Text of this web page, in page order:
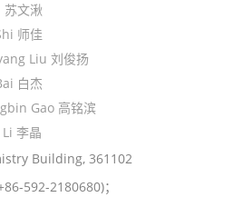
文湫
师佳
Liu 刘俊扬
白杰
Gao 高铭滨
李晶
Building, 361102
592-2180680)；